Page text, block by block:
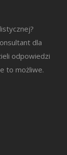
dla
odpowiedzi
to możliwe.